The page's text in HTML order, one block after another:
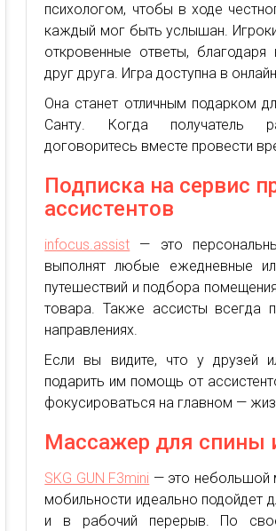
психологом, чтобы в ходе
каждый мог быть услышан.
откровенные ответы,
друг друга. Игра доступна в
Она станет отличным подарком
Санту. Когда получатель
договоритесь вместе провести
Подписка на сервис
ассистентов
infocus.assist — это
выполнят любые ежедневные
путешествий и подбора
товара. Также ассисты всегда
направлениях.
Если вы видите, что у друзей
подарить им помощь от
фокусироваться на главном —
Массажер для спины
SKG GUN F3mini — это небольшой
мобильности идеально подойдет
и в рабочий перерыв. По